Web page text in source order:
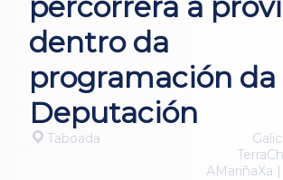
dentro da
programación da
Deputación
Taboada
AMariñaXa |